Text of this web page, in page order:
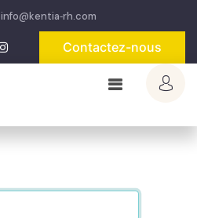
info@kentia‐rh.com
Contactez-nous